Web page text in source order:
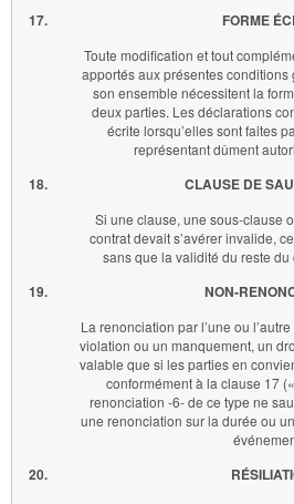
17. FORME
Toute modification et tout
apportés aux présentes
son ensemble nécessitent la
deux parties. Les déclarations
écrite lorsqu’elles sont faites
représentant dûment
18. CLAUSE DE
Si une clause, une sous-clause
contrat devait s’avérer invalide,
sans que la validité du reste du
19. NON-
La renonciation par l’une ou
violation ou un manquement, un
valable que si les parties en
conformément à la clause 17
renonciation -6- de ce type ne
une renonciation sur la durée ou
20.